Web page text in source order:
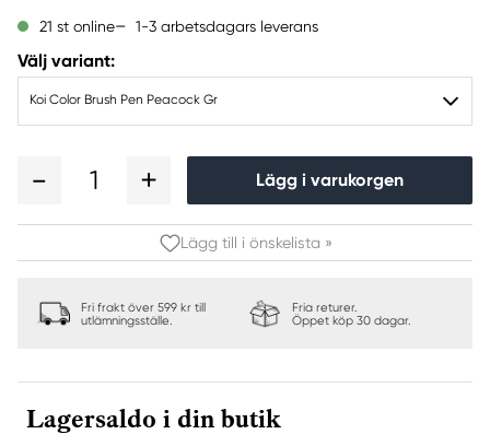
21 st online 1-3 arbetsdagars leverans
Välj variant:
Koi Color Brush Pen Peacock Gr
1 Lägg i varukorgen
Lägg till i önskelista »
Fri frakt över 599 kr till
utlämningsställe.
Fria returer.
Öppet köp 30 dagar.
Lagersaldo i din butik